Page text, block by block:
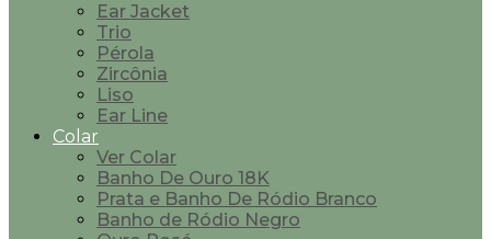
Ear Jacket
Trio
Pérola
Zircônia
Liso
Ear Line
Colar
Ver Colar
Banho De Ouro 18K
Prata e Banho De Ródio Branco
Banho de Ródio Negro